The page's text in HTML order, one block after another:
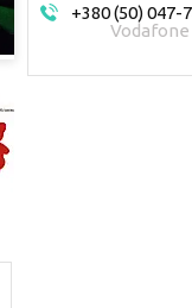
+380 (50) 047-
Vodafone